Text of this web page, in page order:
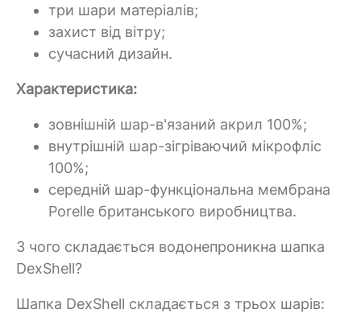
три шари матеріалів;
захист від вітру;
сучасний дизайн.
Характеристика:
зовнішній шар-в'язаний акрил 100%;
внутрішній шар-зігріваючий мікрофліс
100%;
середній шар-функціональна мембрана
Porelle британського виробництва.
З чого складається водонепроникна шапка
DexShell?
Шапка DexShell складається з трьох шарів: